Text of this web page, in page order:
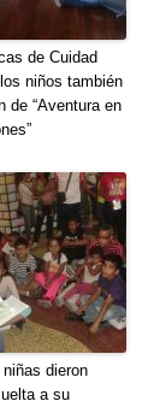
de Cuidad
niños también
de “Aventura en
dieron
a su